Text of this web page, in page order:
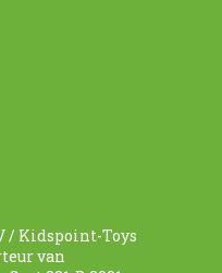
Kidspoint-Toys
van